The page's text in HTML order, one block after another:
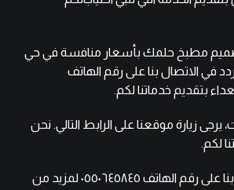
مطبخ حلمك بأسعار منافسة في حي
في الاتصال بنا على رقم الهاتف
بتقديم خدماتنا لكم.
يرجى زيارة موقعنا على الرابط التالي. نحن
لكم.
على رقم الهاتف ٠٥٥٠٦٤٥٨٤٥
لمزيد من